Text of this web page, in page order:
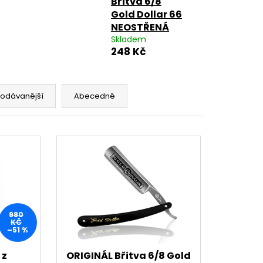
Gold Dollar 66
NEOSTŘENÁ
Skladem
248 Kč
Abecedně
980
KČ
–51 %
ORIGINÁL Břitva 6/8 Gold
ISSARD GRELOT